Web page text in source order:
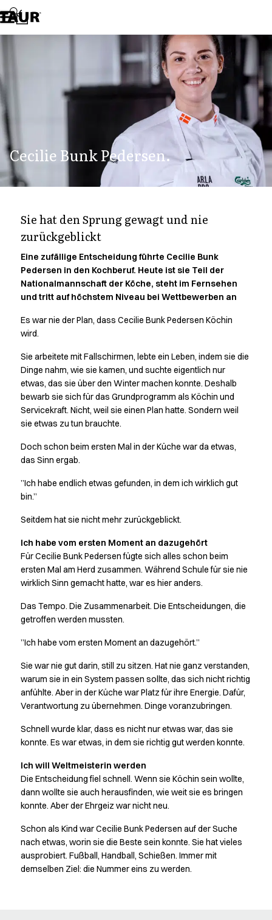
Sortiment
Hosen
Jacken
Koch- & Servierhemden
Röcke
Schlupfkasack
Schürzen
T-Shirts
Westen
Zubehoer
A-Collection
Active Line
Basic White
Black Line
Blue Line
Comfy Fit
Dark Rock
Essential Line
Hygienezertifiziert
Ocean Line
Oxford Shirts
Performance Line
Performance Suit
Pocket Line
Raw
Rock Cross
Greif zu, bevor es zu spät ist
HoReCa
Hosen
Kleider
Koch- & Servierhemden
Kopfbedeckungen
Poloshirts
Röcke
Schürzen
Sweat- & Fleecejacken
Sweatshirts
T-Shirts
Zubehör
A-Collection
HoReCa Collection mit Tencel Lyocell
Oxford-Hemden & Blusen
Performance Suit
Pocket Line
Raw
Rock Cross
Cecilie Bunk Pedersen.
Sie hat den Sprung gewagt und nie
zurückgeblickt
Eine zufällige Entscheidung führte Cecilie Bunk
Pedersen in den Kochberuf. Heute ist sie Teil der
Nationalmannschaft der Köche, steht im Fernsehen
und tritt auf höchstem Niveau bei Wettbewerben an
Es war nie der Plan, dass Cecilie Bunk Pedersen Köchin
wird.
Sie arbeitete mit Fallschirmen, lebte ein Leben, indem sie die
Dinge nahm, wie sie kamen, und suchte eigentlich nur
etwas, das sie über den Winter machen konnte. Deshalb
bewarb sie sich für das Grundprogramm als Köchin und
Servicekraft. Nicht, weil sie einen Plan hatte. Sondern weil
sie etwas zu tun brauchte.
Doch schon beim ersten Mal in der Küche war da etwas,
das Sinn ergab.
”Ich habe endlich etwas gefunden, in dem ich wirklich gut
bin.”
Seitdem hat sie nicht mehr zurückgeblickt.
Ich habe vom ersten Moment an dazugehört
Für Cecilie Bunk Pedersen fügte sich alles schon beim
ersten Mal am Herd zusammen. Während Schule für sie nie
wirklich Sinn gemacht hatte, war es hier anders.
Das Tempo. Die Zusammenarbeit. Die Entscheidungen, die
getroffen werden mussten.
”Ich habe vom ersten Moment an dazugehört.”
Sie war nie gut darin, still zu sitzen. Hat nie ganz verstanden,
warum sie in ein System passen sollte, das sich nicht richtig
anfühlte. Aber in der Küche war Platz für ihre Energie. Dafür,
Verantwortung zu übernehmen. Dinge voranzubringen.
Schnell wurde klar, dass es nicht nur etwas war, das sie
konnte. Es war etwas, in dem sie richtig gut werden konnte.
Ich will Weltmeisterin werden
Die Entscheidung fiel schnell. Wenn sie Köchin sein wollte,
dann wollte sie auch herausfinden, wie weit sie es bringen
konnte. Aber der Ehrgeiz war nicht neu.
Schon als Kind war Cecilie Bunk Pedersen auf der Suche
nach etwas, worin sie die Beste sein konnte. Sie hat vieles
ausprobiert. Fußball, Handball, Schießen. Immer mit
demselben Ziel: die Nummer eins zu werden.